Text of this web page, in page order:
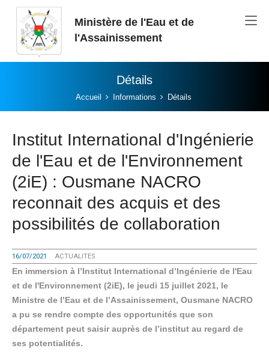
Aller au contenu principal
Ministère de l'Eau et de
l'Assainissement
Détails
Accueil Informations Détails
Institut International d'Ingénierie
de l'Eau et de l'Environnement
(2iE) : Ousmane NACRO
reconnait des acquis et des
possibilités de collaboration
16/07/2021 ACTUALITES
En immersion à l’Institut International d’Ingénierie de l'Eau
et de l'Environnement (2iE), le jeudi 15 juillet 2021, le
Ministre de l’Eau et de l’Assainissement, Ousmane NACRO
a pu se rendre compte des opportunités que son
département peut saisir auprès de l’institut au regard de
ses potentialités.